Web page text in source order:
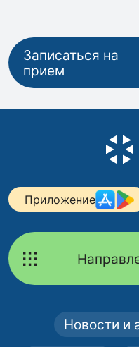
Записаться на
прием
Приложение
Новости и